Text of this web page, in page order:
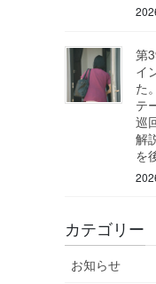
第
イ
た。
テ
巡
解
を
カテゴリー
お知らせ